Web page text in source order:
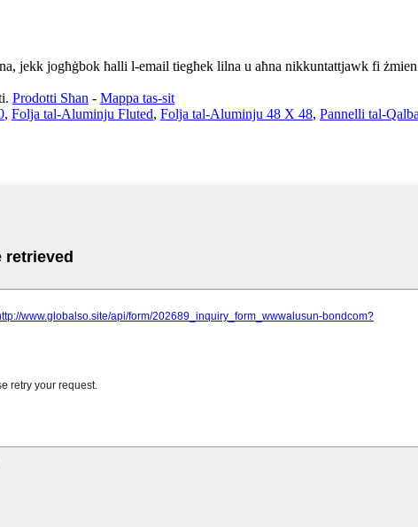
jekk jogħġbok ħalli l-email tiegħek lilna u aħna nikkuntattjawk fi żmien
Prodotti Sħan - Mappa tas-sit
, Folja tal-Aluminju Fluted, Folja tal-Aluminju 48 X 48, Pannelli tal-